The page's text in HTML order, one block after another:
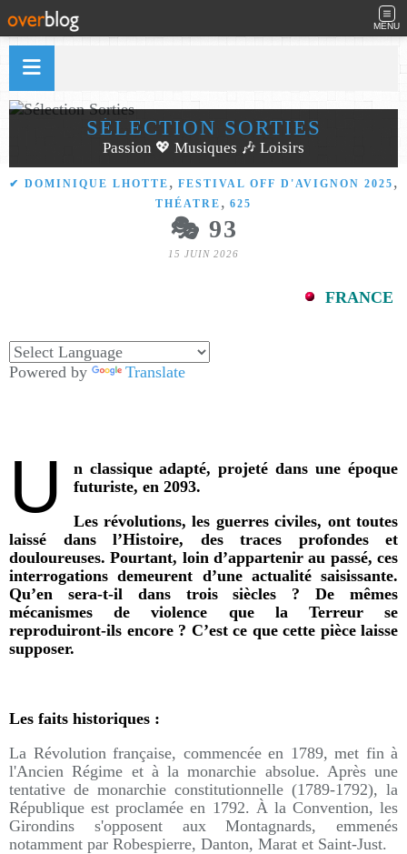
MENU
SÉLECTION SORTIES
Passion 💖 Musiques 🎶 Loisirs
✔ DOMINIQUE LHOTTE , FESTIVAL OFF D'AVIGNON 2025 ,
THÉATRE , 625
🎭 93
15 JUIN 2026
FRANCE
Powered by Translate
U
n classique adapté, projeté dans une époque
futuriste, en 2093.
Les révolutions, les guerres civiles, ont toutes
laissé dans l’Histoire, des traces profondes et
douloureuses. Pourtant, loin d’appartenir au passé, ces
interrogations demeurent d’une actualité saisissante.
Qu’en sera-t-il dans trois siècles ? De mêmes
mécanismes de violence que la Terreur se
reproduiront-ils encore ? C’est ce que cette pièce laisse
supposer.
Les faits historiques :
La Révolution française, commencée en 1789, met fin à
l'Ancien Régime et à la monarchie absolue. Après une
tentative de monarchie constitutionnelle (1789-1792), la
République est proclamée en 1792. À la Convention, les
Girondins s'opposent aux Montagnards, emmenés
notamment par Robespierre, Danton, Marat et Saint-Just.